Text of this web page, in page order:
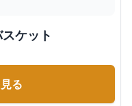
ケット
る